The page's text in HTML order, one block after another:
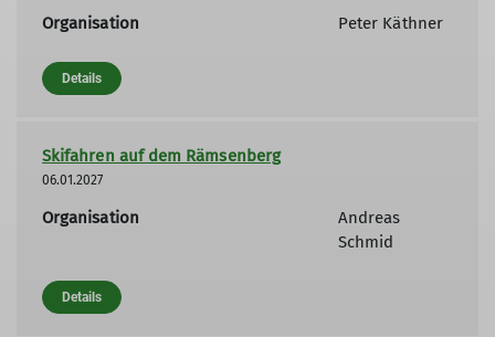
Organisation Peter Käthner
Details
Skifahren auf dem Rämsenberg
06.01.2027
Organisation
Andreas
Schmid
Details